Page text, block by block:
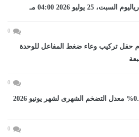
25 يوليو 2026 04:00 مـ
0
حفل تركيب وعاء ضغط المفاعل للوحدة
0
0